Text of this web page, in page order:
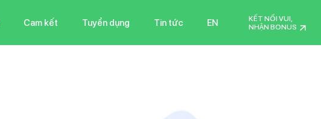
Cam kết Tuyển dụng Tin tức EN
KẾT NỐI VUI,
NHẬN BONUS